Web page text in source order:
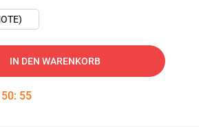
IN DEN WARENKORB
50: 54